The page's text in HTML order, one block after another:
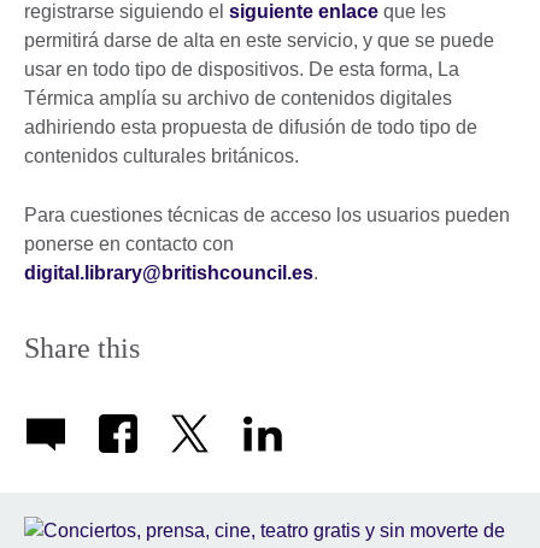
registrarse siguiendo el siguiente enlace que les
permitirá darse de alta en este servicio, y que se puede
usar en todo tipo de dispositivos. De esta forma, La
Térmica amplía su archivo de contenidos digitales
adhiriendo esta propuesta de difusión de todo tipo de
contenidos culturales británicos.
Para cuestiones técnicas de acceso los usuarios pueden
ponerse en contacto con
digital.library@britishcouncil.es.
Share this